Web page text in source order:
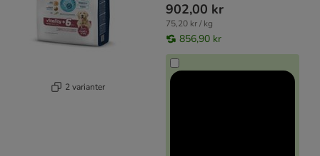
2 varianter
902,00 kr
75,20 kr / kg
856,90 kr